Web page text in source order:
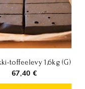
toffeelevy 1,6kg (G)
67,40 €